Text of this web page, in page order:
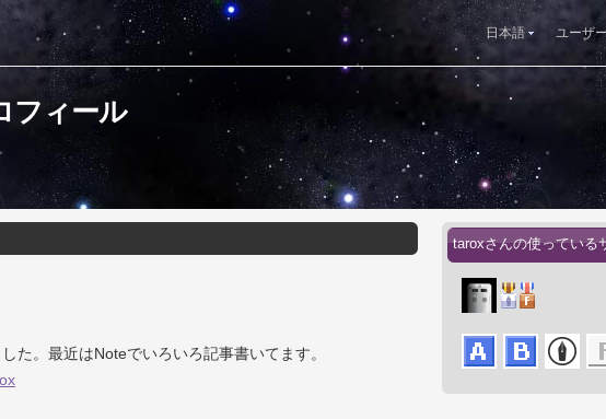
日本語 ユーザ
フィール
た。最近はNoteでいろいろ記事書いてます。
taroxさんの使っている